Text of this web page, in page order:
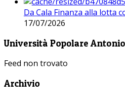
Da Cala Finanza alla lotta
17/07/2026
Università Popolare
Feed non trovato
Archivio